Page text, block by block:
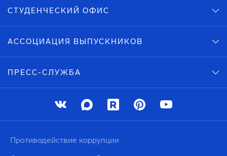
СТУДЕНЧЕСКИЙ ОФИС
АССОЦИАЦИЯ ВЫПУСКНИКОВ
ПРЕСС-СЛУЖБА
Противодействие коррупции